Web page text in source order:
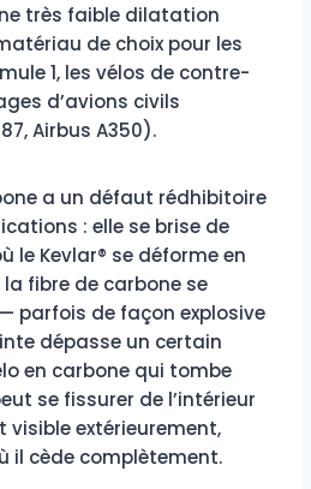
très faible dilatation
de choix pour les
1, les vélos de contre-
d’avions civils
Airbus A350).
a un défaut rédhibitoire
: elle se brise de
le Kevlar® se déforme en
fibre de carbone se
parfois de façon explosive
dépasse un certain
en carbone qui tombe
se fissurer de l’intérieur
visible extérieurement,
il cède complètement.